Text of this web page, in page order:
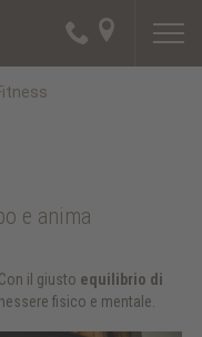
e anima
il giusto equilibrio di
fisico e mentale.